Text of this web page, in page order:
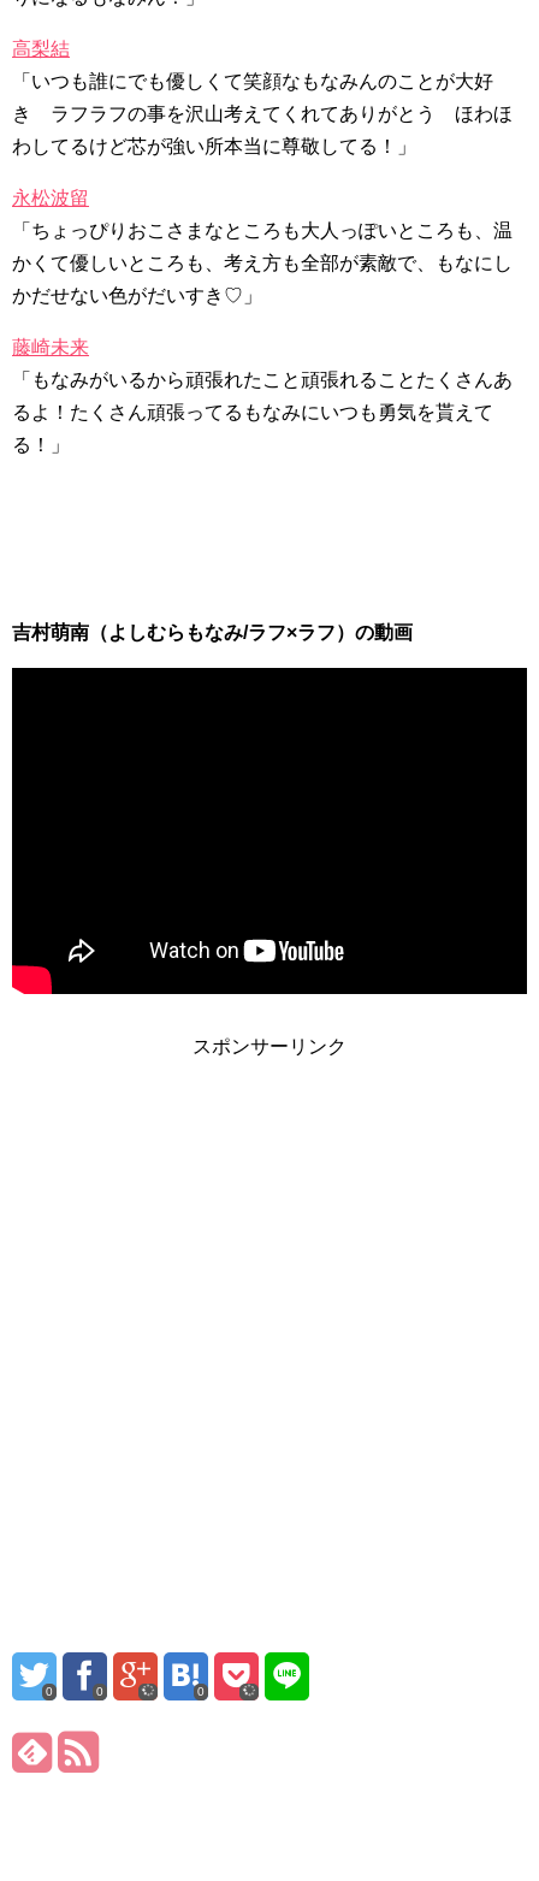
高梨結
「いつも誰にでも優しくて笑顔なもなみんのことが大好
き ラフラフの事を沢山考えてくれてありがとう ほわほ
わしてるけど芯が強い所本当に尊敬してる！」
永松波留
「ちょっぴりおこさまなところも大人っぽいところも、温
かくて優しいところも、考え方も全部が素敵で、もなにし
かだせない色がだいすき♡」
藤崎未来
「もなみがいるから頑張れたこと頑張れることたくさんあ
るよ！たくさん頑張ってるもなみにいつも勇気を貰えて
る！」
吉村萌南（よしむらもなみ/ラフ×ラフ）の動画
スポンサーリンク
0 0 0